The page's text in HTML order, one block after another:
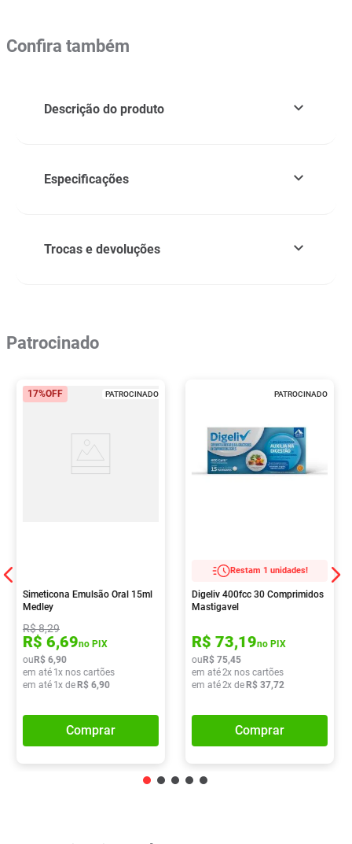
Confira também
Descrição do produto
Especificações
Trocas e devoluções
Patrocinado
PATROCINADO
17%OFF
Simeticona Emulsão Oral 15ml
Medley
R$8,29
R$ 6,69no PIX
ou R$ 6,90
em até 1x nos cartões
em até 1x de R$ 6,90
Comprar
PATROCINADO
Restam 1 unidades!
Digeliv 400fcc 30 Comprimidos
Mastigavel
R$ 73,19no PIX
ou R$ 75,45
em até2x nos cartões
em até2x de R$ 37,72
Comprar